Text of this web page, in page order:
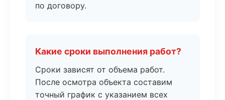
по договору.
Какие сроки выполнения работ?
Сроки зависят от объема работ.
После осмотра объекта составим
точный график с указанием всех